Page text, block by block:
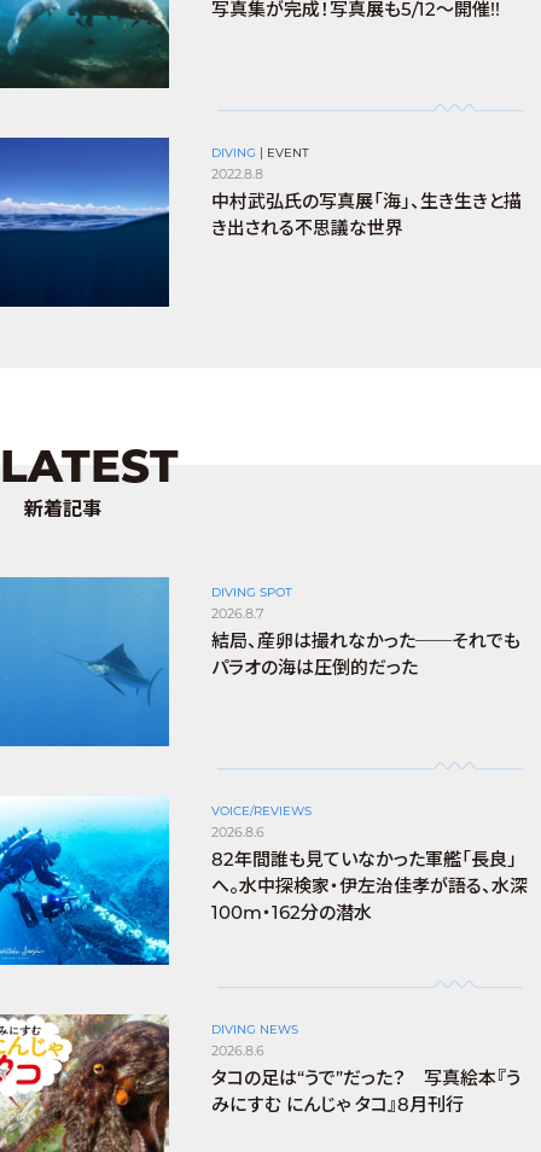
写真集が完成！写真展も5/12～開催!!
DIVING EVENT
2022.8.8
中村武弘氏の写真展「海」、生き生きと描
き出される不思議な世界
LATEST
新着記事
DIVING SPOT
2026.8.7
結局、産卵は撮れなかった──それでも
パラオの海は圧倒的だった
VOICE/REVIEWS
2026.8.6
82年間誰も見ていなかった軍艦「長良」
へ。水中探検家・伊左治佳孝が語る、水深
100m・162分の潜水
DIVING NEWS
2026.8.6
タコの足は“うで”だった？ 写真絵本『う
みにすむ にんじゃ タコ』8月刊行